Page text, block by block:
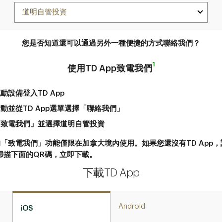
您是否知道還可以通過另外一種便捷的方式聯絡我們？
使用TD App致電我們1
設備登入TD App​​​​​​​
並從TD App​​​​​​​選單選擇「聯絡我們​​​​​​​」
電我們」並選擇道明自管投資
致電我們」功能僅限在加拿大境內使用。如果您還沒有TD App，
描下面的QR碼，立即下載。
下載TD App
iOS Android